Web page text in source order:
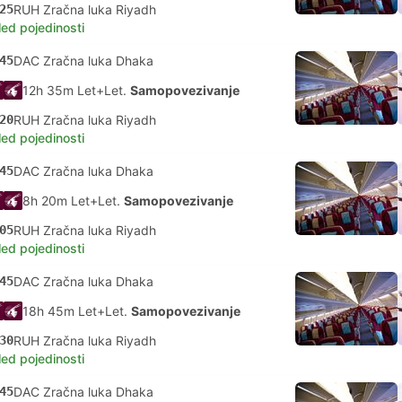
RUH Zračna luka Riyadh
pojedinosti
DAC Zračna luka Dhaka
12h 35m Let+Let. Samopovezivanje
RUH Zračna luka Riyadh
pojedinosti
DAC Zračna luka Dhaka
8h 20m Let+Let. Samopovezivanje
RUH Zračna luka Riyadh
pojedinosti
DAC Zračna luka Dhaka
18h 45m Let+Let. Samopovezivanje
RUH Zračna luka Riyadh
pojedinosti
DAC Zračna luka Dhaka